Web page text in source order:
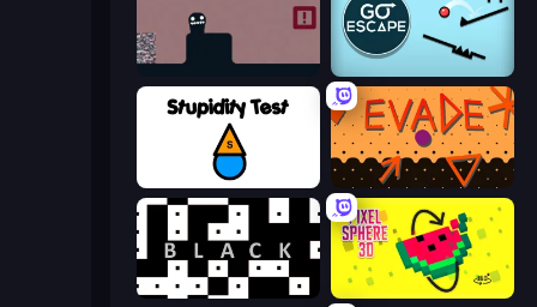
Stupidity Test Evade
black Pixel Sphere 3D